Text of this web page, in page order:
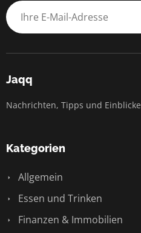
Jaqq
Nachrichten, Tipps und Einblicke
Kategorien
Allgemein
Essen und Trinken
Finanzen & Immobilien